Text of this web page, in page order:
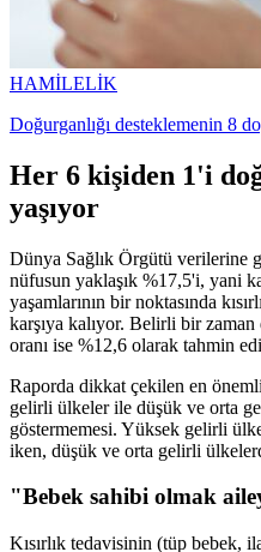
HAMİLELİK
Doğurganlığı desteklemenin 8
Her 6 kişiden 1'i
yaşıyor
Dünya Sağlık Örgütü verilerine
nüfusun yaklaşık %17,5'i, yani
yaşamlarının bir noktasında
karşıya kalıyor. Belirli bir zaman
oranı ise %12,6 olarak tahmin
Raporda dikkat çekilen en
gelirli ülkeler ile düşük ve orta
göstermemesi. Yüksek gelirli
iken, düşük ve orta gelirli
"Bebek sahibi olmak
Kısırlık tedavisinin (tüp bebek,